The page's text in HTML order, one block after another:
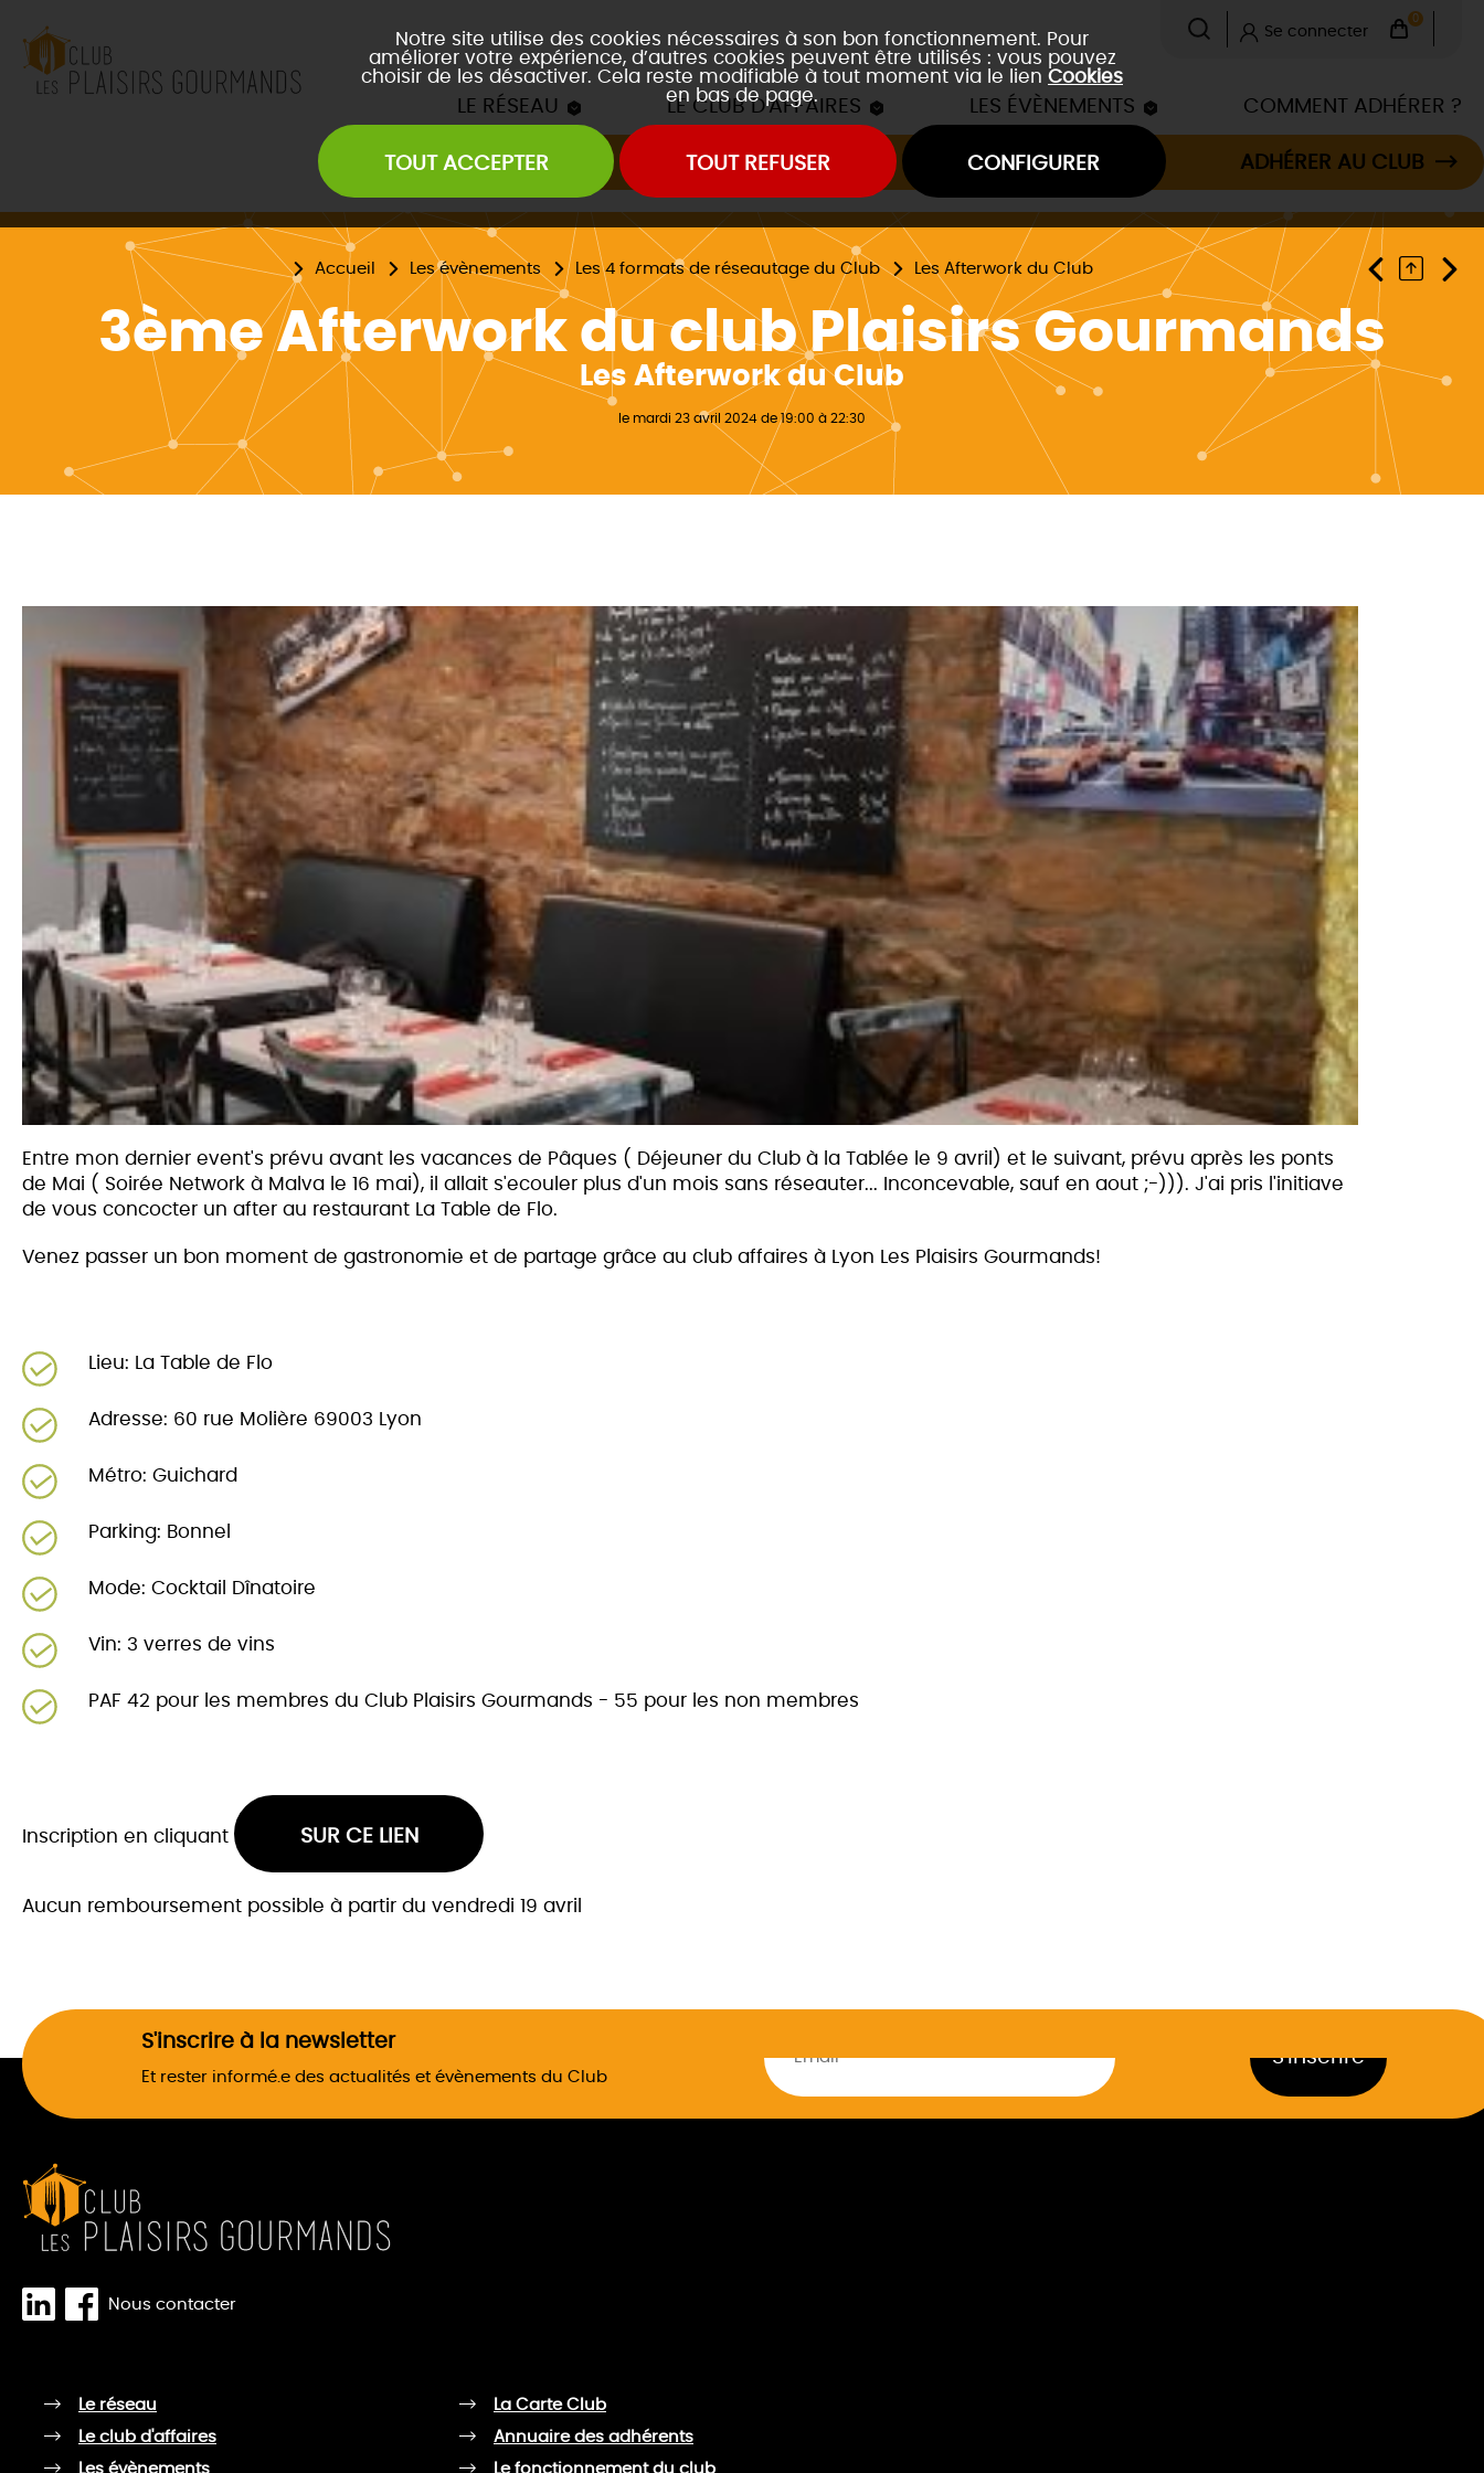
Notre site utilise des cookies nécessaires à son bon fonctionnement. Pour
améliorer votre expérience, d’autres cookies peuvent être utilisés : vous pouvez
choisir de les désactiver. Cela reste modifiable à tout moment via le lien Cookies
en bas de page.
TOUT ACCEPTER TOUT REFUSER CONFIGURER
0
Se connecter
LE RÉSEAU LE CLUB D'AFFAIRES LES ÉVÈNEMENTS
Les Afterwork du Club
Évènements Inter Club
Les mâchons du Club
Les event's "À la découverte de..."
COMMENT ADHÉRER ?
ADHÉRER AU CLUB
Accueil Les évènements Les 4 formats de réseautage du Club Les Afterwork du Club
3ème Afterwork du club Plaisirs Gourmands
Les Afterwork du Club
le mardi 23 avril 2024 de 19:00 à 22:30
Entre mon dernier event's prévu avant les vacances de Pâques ( Déjeuner du Club à la Tablée le 9 avril) et le suivant, prévu après les ponts
de Mai ( Soirée Network à Malva le 16 mai), il allait s'ecouler plus d'un mois sans réseauter... Inconcevable, sauf en aout ;-))). J'ai pris l'initiave
de vous concocter un after au restaurant La Table de Flo.
Venez passer un bon moment de gastronomie et de partage grâce au club affaires à Lyon Les Plaisirs Gourmands!
Lieu: La Table de Flo
Adresse: 60 rue Molière 69003 Lyon
Métro: Guichard
Parking: Bonnel
Mode: Cocktail Dînatoire
Vin: 3 verres de vins
PAF 42 pour les membres du Club Plaisirs Gourmands - 55 pour les non membres
Inscription en cliquant SUR CE LIEN
Aucun remboursement possible à partir du vendredi 19 avril
S'inscrire à la newsletter
Et rester informé.e des actualités et évènements du Club
Nous contacter
Le réseau
Le club d'affaires
Les évènements
La Carte Club
Annuaire des adhérents
Le fonctionnement du club